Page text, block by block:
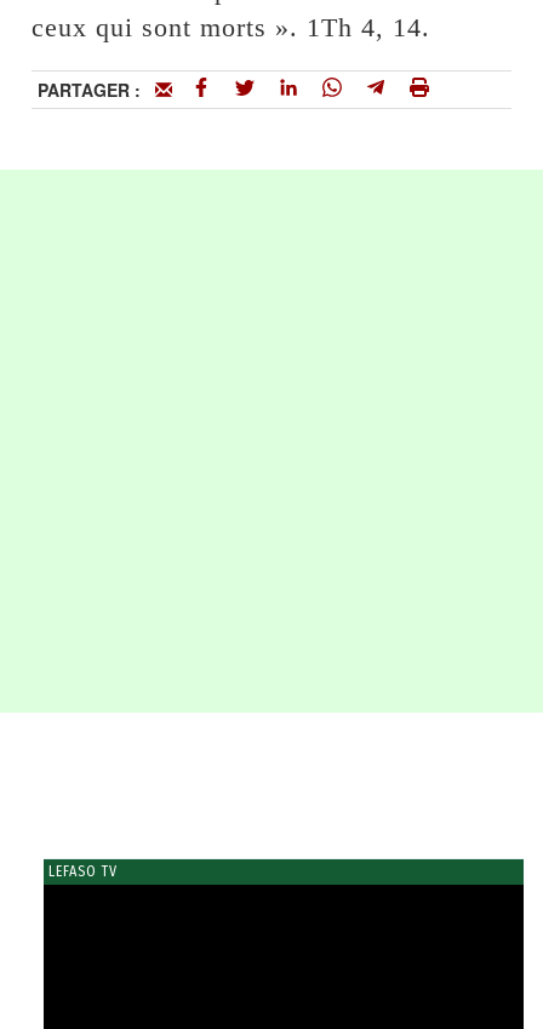
ceux qui sont morts ». 1Th 4, 14.
PARTAGER :
LEFASO TV